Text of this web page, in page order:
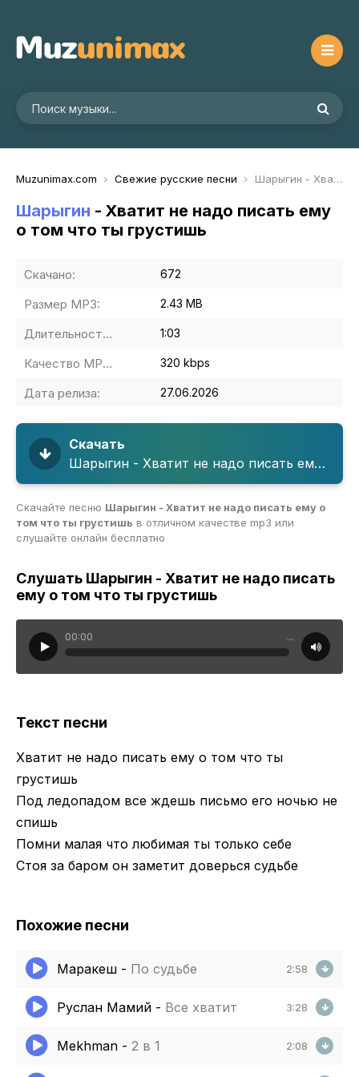
Muzunimax.com Свежие русские песни Шарыгин - Хватит не надо писать ему о том что ты грустишь
Шарыгин - Хватит не надо писать ему
о том что ты грустишь
Скачано: 672
Размер MP3: 2.43 MB
Длительность MP3: 1:03
Качество MP3: 320 kbps
Дата релиза: 27.06.2026
Скачать
Шарыгин - Хватит не надо писать ему о том что ты грустишь
Скачайте песню Шарыгин - Хватит не надо писать ему о
том что ты грустишь в отличном качестве mp3 или
слушайте онлайн бесплатно
Слушать Шарыгин - Хватит не надо писать
ему о том что ты грустишь
00:00 ...
Текст песни
Хватит не надо писать ему о том что ты
грустишь
Под ледопадом все ждешь письмо его ночью не
спишь
Помни малая что любимая ты только себе
Стоя за баром он заметит доверься судьбе
Похожие песни
Маракеш - По судьбе 2:58
Руслан Мамий - Все хватит 3:28
Mekhman - 2 в 1 2:08